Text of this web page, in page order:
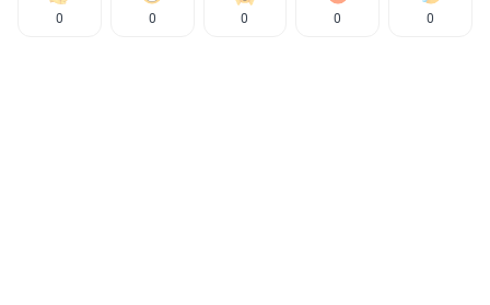
0 0 0 0 0